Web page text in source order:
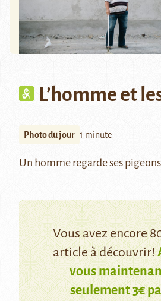
L’homme et
Photo du jour 1 minute
Un homme regarde ses pigeons
Vous avez encore
article à découvrir!
vous
seulement 3€